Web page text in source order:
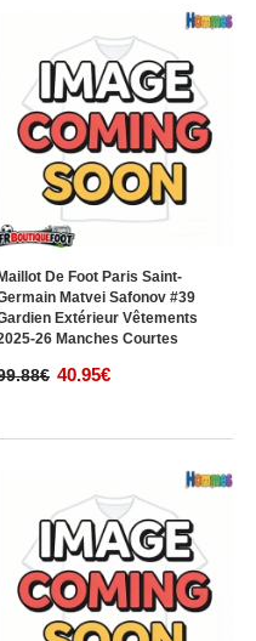
Maillot De Foot Paris Saint-
Germain Gardien Troisième
Vêtements 2025-26 Manches
Longues
102.38€ 41.95€
Maillot De Foot Paris Saint-
Germain Matvei Safonov #39
Gardien Extérieur Vêtements
2025-26 Manches Courtes
99.88€ 40.95€